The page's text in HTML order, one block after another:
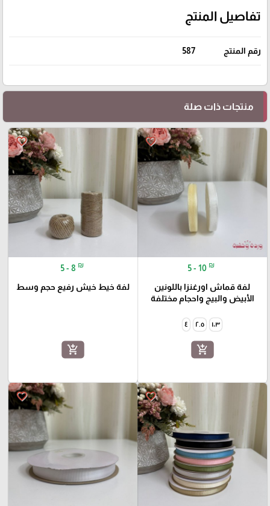
تفاصيل المنتج
رقم المنتج 587
منتجات ذات صلة
favorite_border
5 - 10 ₪
لفة قماش اورغنزا باللونين
الأبيض والبيج واحجام مختلفة
١،٣ ٢.٥ ٤
add_shopping_cart
favorite_border
5 - 8 ₪
لفة خيط خيش رفيع حجم وسط
add_shopping_cart
favorite_border
favorite_border